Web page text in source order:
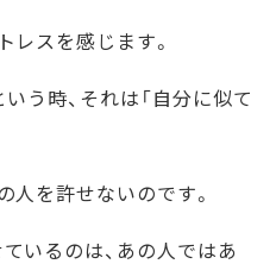
レスを感じます。
う時、それは「自分に似て
人を許せないのです。
いるのは、あの人ではあ